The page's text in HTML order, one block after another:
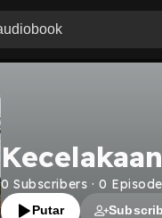
0 Subscribers · 0 Episode
Putar